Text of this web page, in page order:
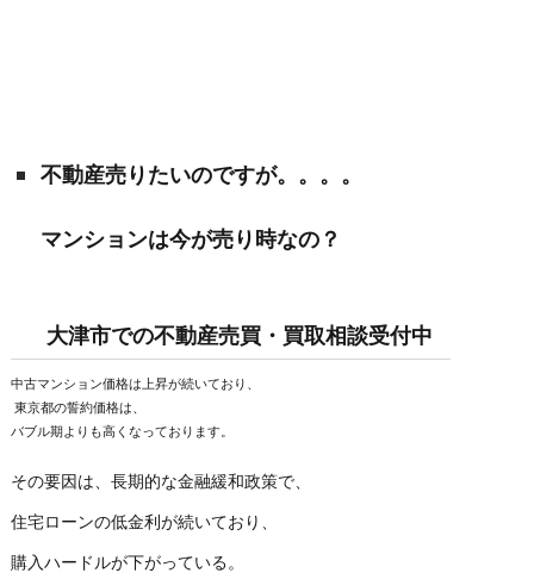
不動産売りたいのですが。。。。
マンションは今が売り時なの？
大津市での不動産売買・買取相談受付中
中古マンション価格は上昇が続いており、
東京都の誓約価格は、
バブル期よりも高くなっております。
その要因は、長期的な金融緩和政策で、
住宅ローンの低金利が続いており、
購入ハードルが下がっている。